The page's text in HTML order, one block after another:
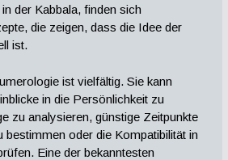
der Kabbala, finden sich
die zeigen, dass die Idee der
ist.
ist vielfältig. Sie kann
in die Persönlichkeit zu
zu analysieren, günstige Zeitpunkte
bestimmen oder die Kompatibilität in
Eine der bekanntesten